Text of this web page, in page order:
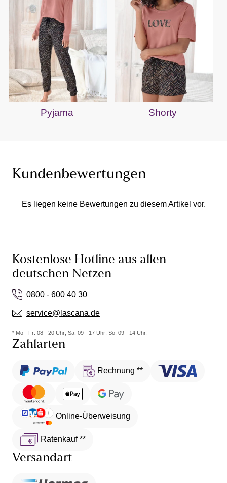
Pyjama Shorty
Kundenbewertungen
Es liegen keine Bewertungen zu diesem Artikel vor.
Kostenlose Hotline aus allen
deutschen Netzen
0800 - 600 40 30
service@lascana.de
* Mo - Fr: 08 - 20 Uhr; Sa: 09 - 17 Uhr; So: 09 - 14 Uhr.
Zahlarten
Rechnung **
Online-Überweisung
Ratenkauf **
Versandart